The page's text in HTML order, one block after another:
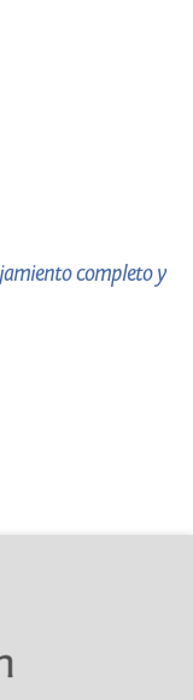
completo y